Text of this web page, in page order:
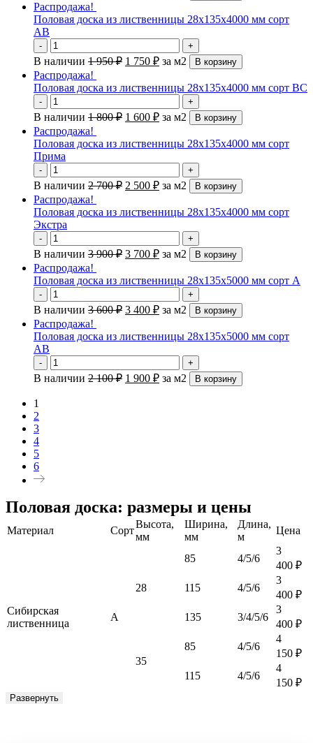
Распродажа!
Половая доска из лиственницы 28х135х4000 мм сорт
АВ
- +
В наличии 1 950₽ 1 750 ₽ за м2 В корзину
Распродажа!
Половая доска из лиственницы 28х135х4000 мм сорт ВС
- +
В наличии 1 800₽ 1 600 ₽ за м2 В корзину
Распродажа!
Половая доска из лиственницы 28х135х4000 мм сорт
Прима
- +
В наличии 2 700₽ 2 500 ₽ за м2 В корзину
Распродажа!
Половая доска из лиственницы 28х135х4000 мм сорт
Экстра
- +
В наличии 3 900₽ 3 700 ₽ за м2 В корзину
Распродажа!
Половая доска из лиственницы 28х135х5000 мм сорт А
- +
В наличии 3 600₽ 3 400 ₽ за м2 В корзину
Распродажа!
Половая доска из лиственницы 28х135х5000 мм сорт
АВ
- +
В наличии 2 100₽ 1 900 ₽ за м2 В корзину
1
2
3
4
5
6
Половая доска: размеры и цены
Материал Сорт
Высота,
мм
Ширина,
мм
Длина,
м
Цена
Сибирская
лиственница
А
28
85 4/5/6
3
400 ₽
115
4/5/6
3
400 ₽
135
3/4/5/6
3
400 ₽
35
85 4/5/6
4
150 ₽
115
4/5/6
4
150 ₽
Развернуть